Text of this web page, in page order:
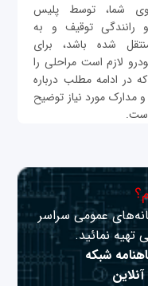
شما، توسط پلیس
و رانندگی توقیف و به
شده باشد، برای
لازم است مراحلی را
در ادامه مطلب درباره
مدارک مورد نیاز توضیح
عمومی سراسر
تهیه نمائید.
شبکه